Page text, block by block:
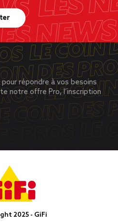
répondre à vos besoins
notre offre Pro, l’inscription
2025 - GiFi